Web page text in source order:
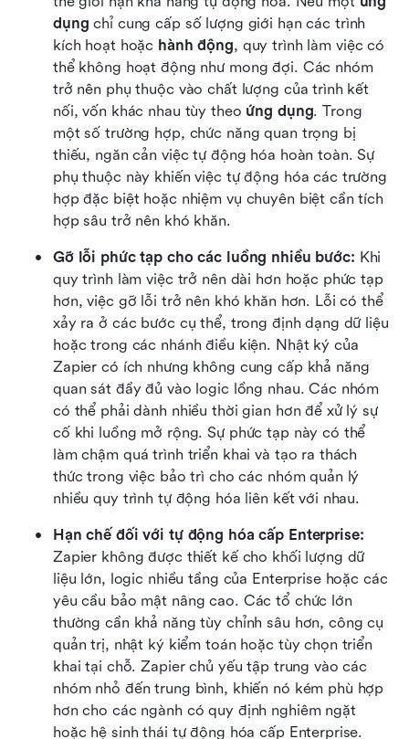
dụng chỉ cung cấp số lượng giới hạn các trình
kích hoạt hoặc hành động, quy trình làm việc có
thể không hoạt động như mong đợi. Các nhóm
trở nên phụ thuộc vào chất lượng của trình kết
nối, vốn khác nhau tùy theo ứng dụng. Trong
một số trường hợp, chức năng quan trọng bị
thiếu, ngăn cản việc tự động hóa hoàn toàn. Sự
phụ thuộc này khiến việc tự động hóa các trường
hợp đặc biệt hoặc nhiệm vụ chuyên biệt cần tích
hợp sâu trở nên khó khăn.
Gỡ lỗi phức tạp cho các luồng nhiều bước: Khi
quy trình làm việc trở nên dài hơn hoặc phức tạp
hơn, việc gỡ lỗi trở nên khó khăn hơn. Lỗi có thể
xảy ra ở các bước cụ thể, trong định dạng dữ liệu
hoặc trong các nhánh điều kiện. Nhật ký của
Zapier có ích nhưng không cung cấp khả năng
quan sát đầy đủ vào logic lồng nhau. Các nhóm
có thể phải dành nhiều thời gian hơn để xử lý sự
cố khi luồng mở rộng. Sự phức tạp này có thể
làm chậm quá trình triển khai và tạo ra thách
thức trong việc bảo trì cho các nhóm quản lý
nhiều quy trình tự động hóa liên kết với nhau.
Hạn chế đối với tự động hóa cấp Enterprise:
Zapier không được thiết kế cho khối lượng dữ
liệu lớn, logic nhiều tầng của Enterprise hoặc các
yêu cầu bảo mật nâng cao. Các tổ chức lớn
thường cần khả năng tùy chỉnh sâu hơn, công cụ
quản trị, nhật ký kiểm toán hoặc tùy chọn triển
khai tại chỗ. Zapier chủ yếu tập trung vào các
nhóm nhỏ đến trung bình, khiến nó kém phù hợp
hơn cho các ngành có quy định nghiêm ngặt
hoặc hệ sinh thái tự động hóa cấp Enterprise.